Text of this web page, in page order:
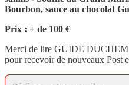
Bourbon, sauce au chocolat
Prix : + de 100 €
Merci de lire GUIDE
pour recevoir de nouveaux Post